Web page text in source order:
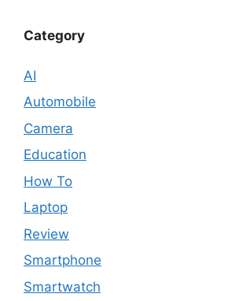
Category
AI
Automobile
Camera
Education
How To
Laptop
Review
Smartphone
Smartwatch